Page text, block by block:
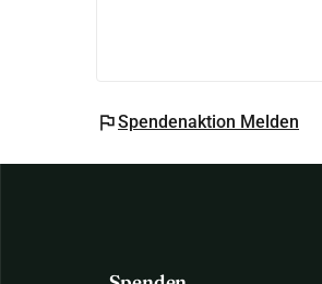
flagSpendenaktion Melden